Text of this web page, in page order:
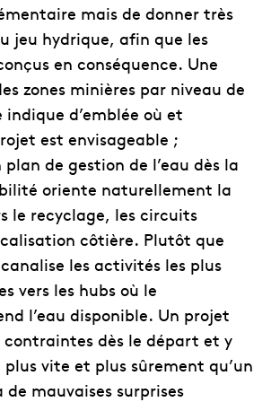
mais de donner très
jeu hydrique, afin que les
en conséquence. Une
zones minières par niveau de
indique d’emblée où et
est envisageable ;
plan de gestion de l’eau dès la
oriente naturellement la
le recyclage, les circuits
côtière. Plutôt que
les activités les plus
vers les hubs où le
l’eau disponible. Un projet
dès le départ et y
vite et plus sûrement qu’un
de mauvaises surprises